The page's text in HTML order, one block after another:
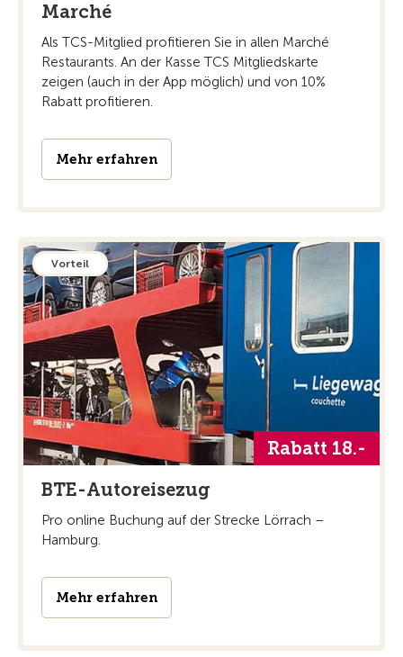
Marché
Als TCS-Mitglied profitieren Sie in allen Marché
Restaurants. An der Kasse TCS Mitgliedskarte
zeigen (auch in der App möglich) und von 10%
Rabatt profitieren.
Mehr erfahren
Vorteil
Rabatt 18.-
BTE-Autoreisezug
Pro online Buchung auf der Strecke Lörrach –
Hamburg.
Mehr erfahren